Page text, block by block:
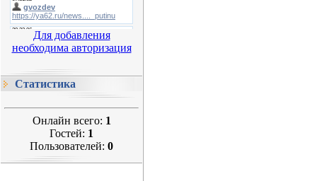
Для добавления
необходима авторизация
Статистика
Онлайн всего: 1
Гостей: 1
Пользователей: 0